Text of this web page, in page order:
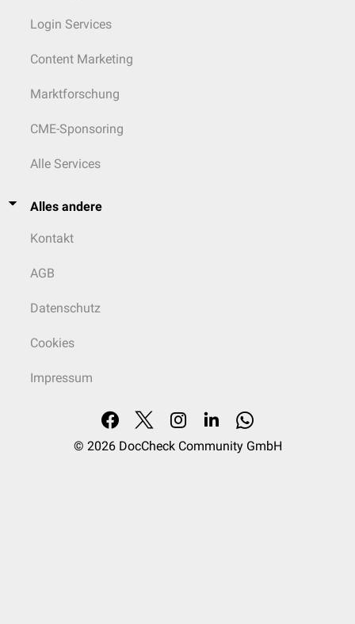
Login Services
Content Marketing
Marktforschung
CME-Sponsoring
Alle Services
Alles andere
Kontakt
AGB
Datenschutz
Cookies
Impressum
© 2026 DocCheck Community GmbH